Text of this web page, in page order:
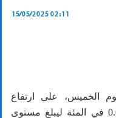
15/05/2025 02:11
الخميس، على ارتفاع
مؤشرها العام 3.70 نقطة، بنسبة 0.05 في المئة ليبلغ مستوى